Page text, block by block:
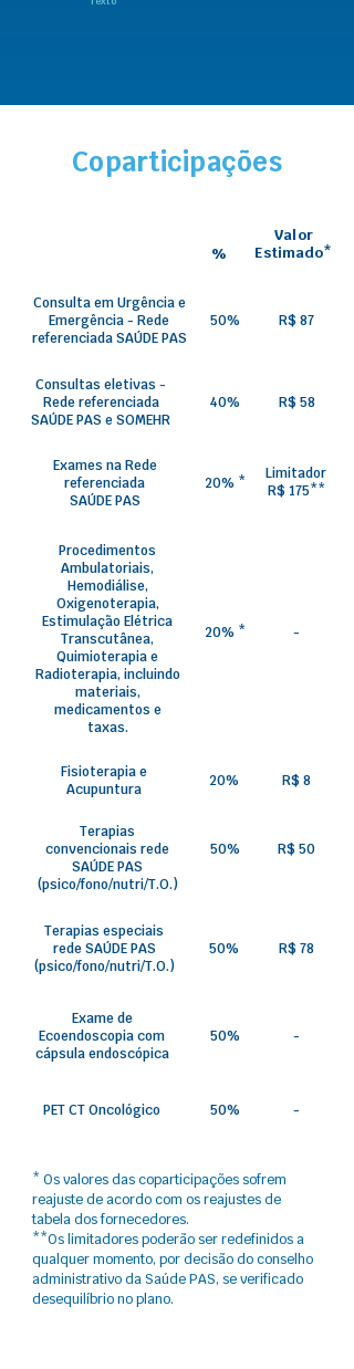
Coparticipações
%
Valor
Estimado*
Consulta em Urgência e
Emergência - Rede
referenciada SAÚDE PAS
50% R$ 87
Consultas eletivas -
Rede referenciada
SAÚDE PAS e SOMEHR
40% R$ 58
Exames na Rede
referenciada
SAÚDE PAS
20% *
Limitador
R$ 175**
Procedimentos
Ambulatoriais,
Hemodiálise,
Oxigenoterapia,
Estimulação Elétrica
Transcutânea,
Quimioterapia e
Radioterapia, incluindo
materiais,
medicamentos e
taxas.
20% * -
Fisioterapia e
Acupuntura
20% R$ 8
Terapias
convencionais rede
SAÚDE PAS
(psico/fono/nutri/T.O.)
50% R$ 50
Terapias especiais
rede SAÚDE PAS
(psico/fono/nutri/T.O.)
50% R$ 78
Exame de
Ecoendoscopia com
cápsula endoscópica
50% -
PET CT Oncológico 50% -
* Os valores das coparticipações sofrem
reajuste​ de acordo com os reajustes de
tabela dos fornecedores.
**Os limitadores poderão ser redefinidos a
qualquer momento, por decisão do conselho
administrativo da Saúde PAS, se verificado
desequilíbrio no plano.